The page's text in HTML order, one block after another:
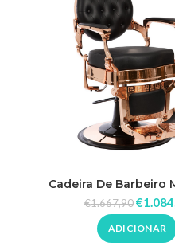
Cadeira De Barbeiro
€1.667,90 €
ADICIONAR